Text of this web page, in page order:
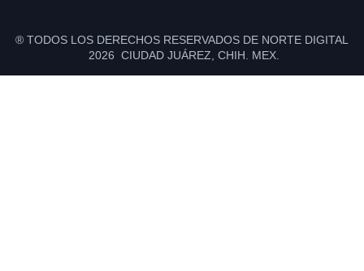
® TODOS LOS DERECHOS RESERVADOS DE NORTE DIGITAL
2026 CIUDAD JUÁREZ, CHIH. MEX.